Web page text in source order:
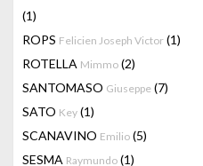
(1)
ROPS Felicien Joseph Victor (1)
ROTELLA Mimmo (2)
SANTOMASO Giuseppe (7)
SATO Key (1)
SCANAVINO Emilio (5)
SESMA Raymundo (1)